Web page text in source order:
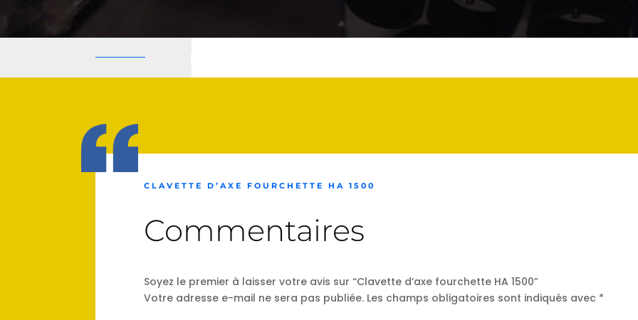
CLAVETTE D’AXE FOURCHETTE HA 1500
Commentaires
Soyez le premier à laisser votre avis sur “Clavette d’axe fourchette HA 1500”
Votre adresse e-mail ne sera pas publiée. Les champs obligatoires sont indiqués avec *